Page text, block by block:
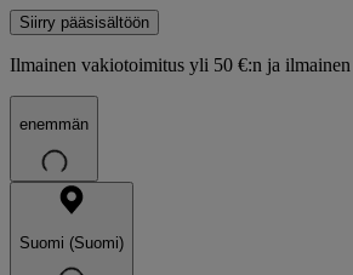
Siirry pääsisältöön
Ilmainen vakiotoimitus yli 50 €:n ja ilmainen
enemmän
Suomi (Suomi)